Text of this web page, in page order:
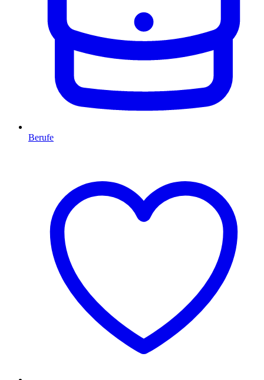
Berufe